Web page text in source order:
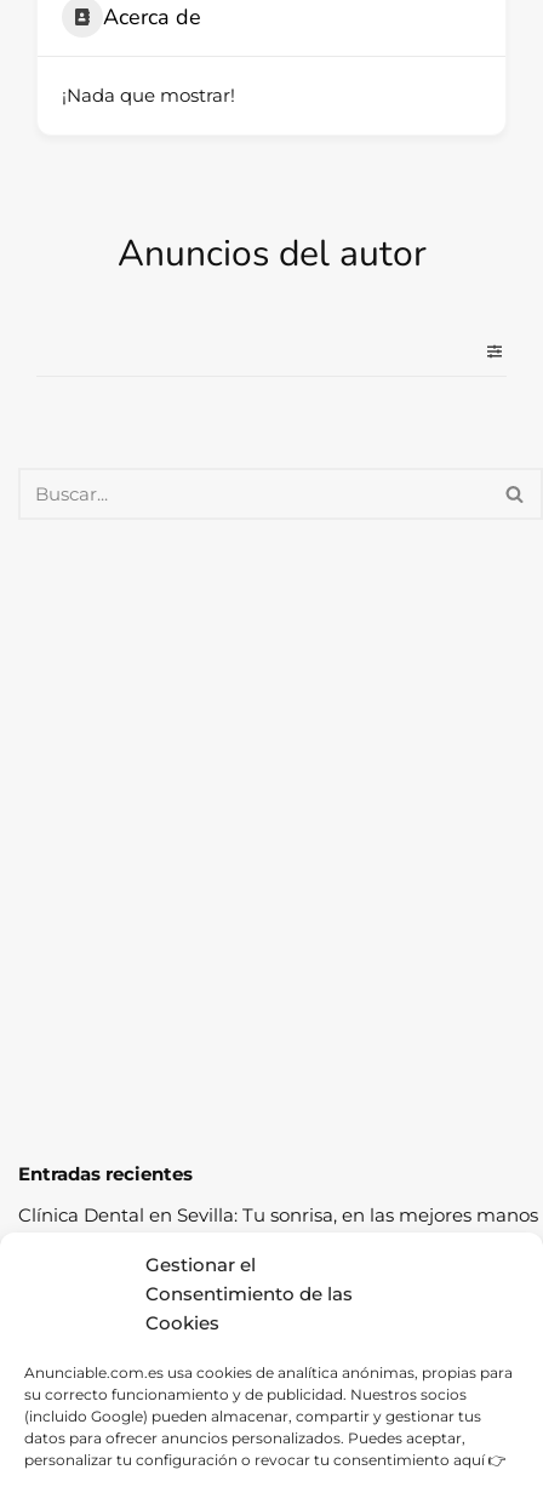
Gestionar el
Consentimiento de las
Cookies
Anunciable.com.es usa cookies de analítica anónimas, propias para
su correcto funcionamiento y de publicidad. Nuestros socios
(incluido Google) pueden almacenar, compartir y gestionar tus
datos para ofrecer anuncios personalizados. Puedes aceptar,
personalizar tu configuración o revocar tu consentimiento aquí 👉
Acerca de
¡Nada que mostrar!
Anuncios del autor
Entradas recientes
Clínica Dental en Sevilla: Tu sonrisa, en las mejores manos
Cómo pasar la ITV a la primera: guía completa con
consejos prácticos
Los cereales sostenibles representan una oportunidad de
Fábrica de Canapés en Barcelona: La Mejor Opción para
tu Descanso
Las ventajas de contratar una empresa de alquiler de